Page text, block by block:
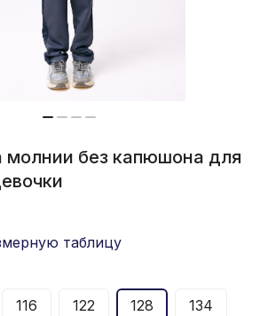
молнии без капюшона для
таблицу
116 122 128 134